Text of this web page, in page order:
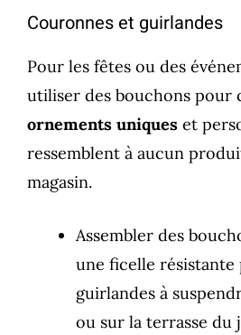
Couronnes et guirlandes
Pour les fêtes ou des
utiliser des bouchons pour
ornements uniques et
ressemblent à aucun
magasin.
Assembler des
une ficelle
guirlandes à
ou sur la terrasse du